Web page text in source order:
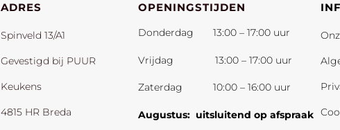
ADRES
Spinveld 13/A1
Gevestigd bij PUUR
Keukens
4815 HR Breda
OPENINGSTIJDEN
Donderdag 13:00 – 17:00 uur
Vrijdag 13:00 – 17:00 uur
Zaterdag 10:00 – 16:00 uur
Augustus: uitsluitend op afspraak